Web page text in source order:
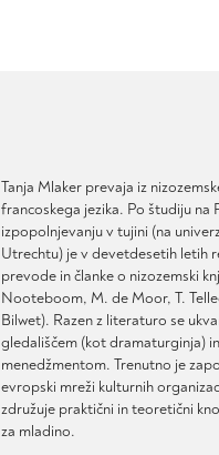
Tanja Mlaker prevaja iz
francoskega jezika. Po študiju na
izpopolnjevanju v tujini (na
Utrechtu) je v devetdesetih letih
prevode in članke o nizozemski
Nooteboom, M. de Moor, T.
Bilwet). Razen z literaturo se
gledališčem (kot dramaturginja)
menedžmentom. Trenutno je
evropski mreži kulturnih
združuje praktični in teoretični
za mladino.